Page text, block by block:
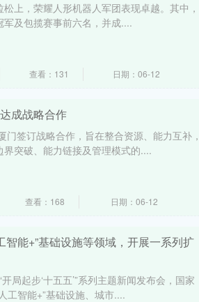
上，荣耀人形机器人军团表现卓越。其中，
及包揽赛事前六名，并成....
查看：131 日期：06-12
成战略合作
签订战略合作，旨在整合资源、能力互补，
突破、能力链接及管理模式的....
查看：168 日期：06-12
能+”基础设施等领域，开展一系列扩
局起步‘十五五’”系列主题新闻发布会，国家
工智能+”基础设施、城市....